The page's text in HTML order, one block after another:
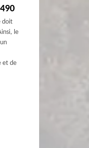
doit
le
et de